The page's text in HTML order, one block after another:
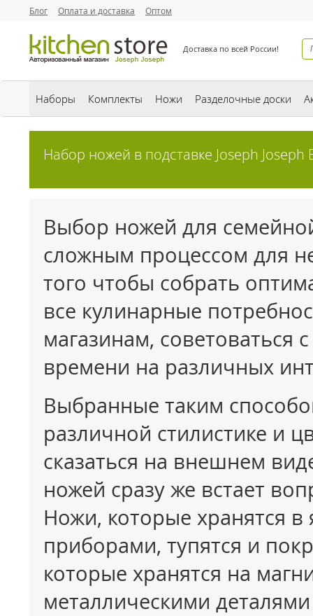
Блог Оплата и доставка Оптом
Доставка по всей России!
Наборы Комплекты Ножи Разделочные доски
Набор ножей в подставке Joseph
Выбор ножей для
сложным процессом для
того чтобы собрать
все кулинарные
магазинам,
времени на различных
Выбранные таким
различной стилистике и
сказаться на внешнем
ножей сразу же встает
Ножи, которые хранятся в
приборами, тупятся и
которые хранятся на
металлическими